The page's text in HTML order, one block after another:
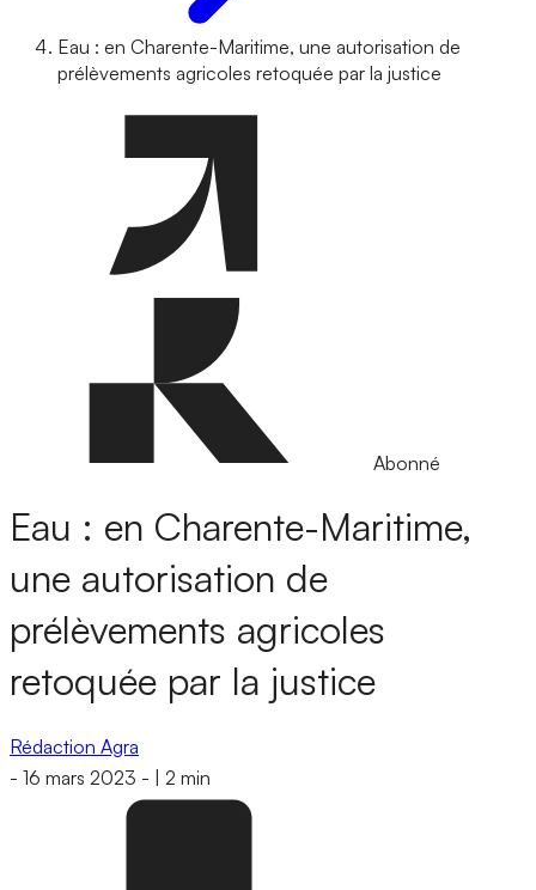
Eau : en Charente-Maritime, une autorisation de
prélèvements agricoles retoquée par la justice
Abonné
Eau : en Charente-Maritime,
une autorisation de
prélèvements agricoles
retoquée par la justice
Rédaction Agra
- 16 mars 2023 - 2 min